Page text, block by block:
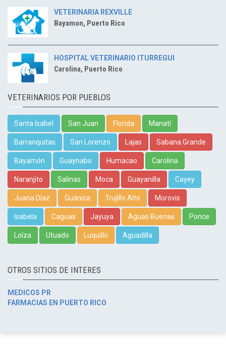
VETERINARIA REXVILLE
Bayamon, Puerto Rico
HOSPITAL VETERINARIO ITURREGUI
Carolina, Puerto Rico
VETERINARIOS POR PUEBLOS
Santa Isabel San Juan Florida Manatí
Barranquitas San Lorenzo Lajas Sabana Grande
Bayamón Guaynabo Humacao Carolina
Naranjito Salinas Moca Guayanilla Cayey
Juana Díaz Guánica Trujillo Alto Morovis
Isabela Caguas Jayuya Aguas Buenas Ponce
Loíza Utuado Luquillo Aguadilla
OTROS SITIOS DE INTERES
MEDICOS PR
FARMACIAS EN PUERTO RICO